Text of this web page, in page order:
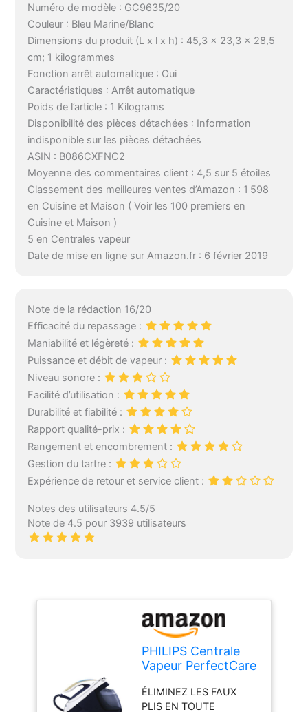
Numéro de modèle : GC9635/20
Couleur : Bleu Marine/Blanc
Dimensions du produit (L x l x h) : 45,3 x 23,3 x 28,5
cm; 1 kilogrammes
Fonction arrêt automatique : Oui
Caractéristiques : Arrêt automatique
Poids de l’article : 1 Kilograms
Disponibilité des pièces détachées : Information
indisponible sur les pièces détachées
ASIN : B086CXFNC2
Moyenne des commentaires client : 4,5 sur 5 étoiles
Classement des meilleures ventes d’Amazon : 1 598
en Cuisine et Maison ( Voir les 100 premiers en
Cuisine et Maison )
5 en Centrales vapeur
Date de mise en ligne sur Amazon.fr : 6 février 2019
Note de la rédaction 16/20
Efficacité du repassage :
Maniabilité et légèreté :
Puissance et débit de vapeur :
Niveau sonore :
Facilité d’utilisation :
Durabilité et fiabilité :
Rapport qualité-prix :
Rangement et encombrement :
Gestion du tartre :
Expérience de retour et service client :
Notes des utilisateurs 4.5/5
Note de 4.5 pour 3939 utilisateurs
PHILIPS Centrale
Vapeur PerfectCare
2700W, Effet
Pressing 520 g,
ÉLIMINEZ LES FAUX
PLIS EN TOUTE